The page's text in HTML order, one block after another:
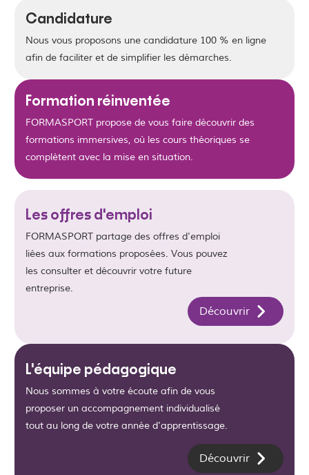
Candidature
Nous vous proposons une candidature 100 % en ligne
afin de faciliter et de simplifier les démarches.
Formation réinventée
FORMASPORT propose de vous faire découvrir des
formations immersives, où les cours théoriques se
complètent avec la mise en situation.
Les offres d'emploi
FORMASPORT partage des offres d'emploi
liées aux formations proposées. Vous pouvez
les consulter et découvrir votre future
entreprise.
Découvrir
L'équipe pédagogique
Nous sommes à votre écoute afin de vous
proposer un accompagnement individualisé
tout au long de votre année d'apprentissage.
Découvrir